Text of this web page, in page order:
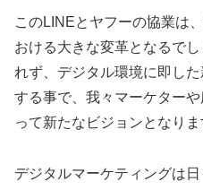
このLINEとヤフーの協業は
おける大きな変革となるで
れず、デジタル環境に即し
する事で、我々マーケター
って新たなビジョンとなりま
デジタルマーケティングは